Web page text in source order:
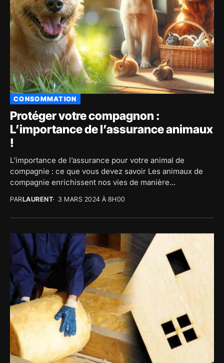
CONSOMMATION
Protéger votre compagnon :
L’importance de l’assurance animaux
!
L’importance de l’assurance pour votre animal de
compagnie : ce que vous devez savoir Les animaux de
compagnie enrichissent nos vies de manière...
PARLAURENT 3 MARS 2024 À 8H00